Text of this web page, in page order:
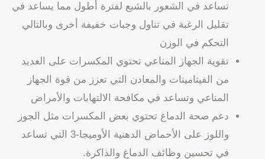
تساعد في الشعور بالشبع لفترة أطول مما يساعد في
تقليل الرغبة في تناول وجبات خفيفة أخرى وبالتالي
التحكم في الوزن
تقوية الجهاز المناعي تحتوي المكسرات على العديد
من الفيتامينات والمعادن التي تعزز من قوة الجهاز
المناعي وتساعد في مكافحة الالتهابات والأمراض
دعم صحة الدماغ تحتوي بعض المكسرات مثل الجوز
واللوز على الأحماض الدهنية الأوميجا-3 التي تساعد
في تحسين وظائف الدماغ والذاكرة.